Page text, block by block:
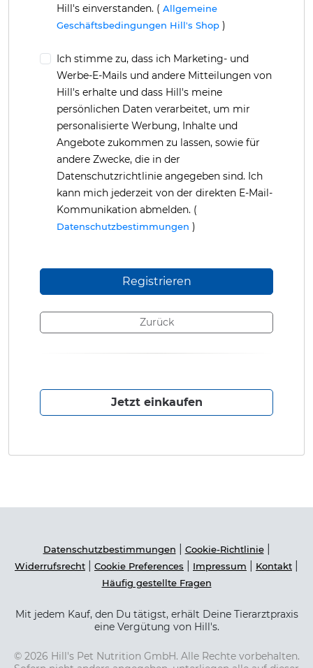
Hill's einverstanden. ( Allgemeine
Geschäftsbedingungen Hill's Shop )
Ich stimme zu, dass ich Marketing- und
Werbe-E-Mails und andere Mitteilungen von
Hill's erhalte und dass Hill's meine
persönlichen Daten verarbeitet, um mir
personalisierte Werbung, Inhalte und
Angebote zukommen zu lassen, sowie für
andere Zwecke, die in der
Datenschutzrichtlinie angegeben sind. Ich
kann mich jederzeit von der direkten E-Mail-
Kommunikation abmelden. (
Datenschutzbestimmungen )
Zurück
Jetzt einkaufen
Datenschutzbestimmungen Cookie-Richtlinie|
Widerrufsrecht Cookie Preferences Impressum Kontakt
Häufig gestellte Fragen
Mit jedem Kauf, den Du tätigst, erhält Deine Tierarztpraxis
eine Vergütung von Hill's.
© 2026 Hill's Pet Nutrition GmbH. Alle Rechte vorbehalten.